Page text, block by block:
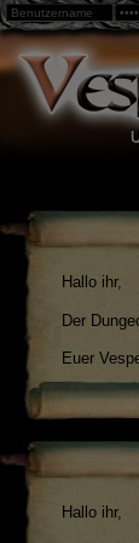
Warning:
Hallo ihr,
Der
Euer
Hallo ihr,